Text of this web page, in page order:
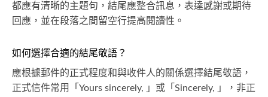
都應有清晰的主題句，結尾應整合訊息，表達感謝或期待
回應，並在段落之間留空行提高閱讀性。
如何選擇合適的結尾敬語？
應根據郵件的正式程度和與收件人的關係選擇結尾敬語，
正式信件常用「Yours sincerely, 」或「Sincerely, 」，非正